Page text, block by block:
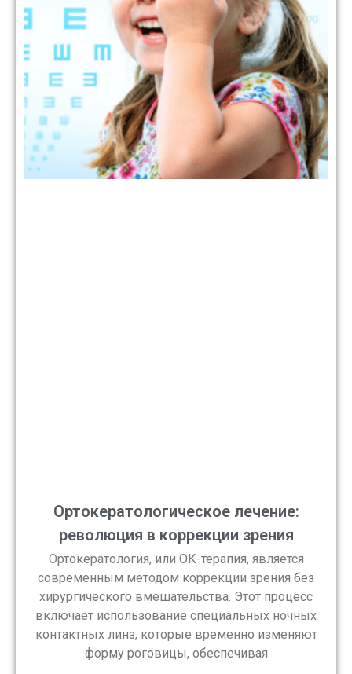
Ортокератологическое лечение:
революция в коррекции зрения
Ортокератология, или ОК-терапия, является
современным методом коррекции зрения без
хирургического вмешательства. Этот процесс
включает использование специальных ночных
контактных линз, которые временно изменяют
форму роговицы, обеспечивая